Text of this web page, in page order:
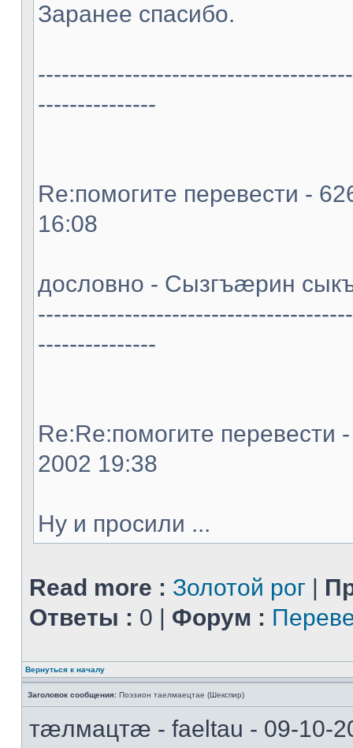
Заранее спасибо.
---------------
Re:помогите перевести -
16:08
дословно - Сызгъæрин
---------------
Re:Re:помогите перевести
2002 19:38
Ну и просили ...
Read more : Золотой рог |
Ответы : 0 | Форум :
Вернуться к началу
Заголовок сообщения: Поэзион таелмаецтае (Шекспир)
тæлмацтæ - faeltau - 09-10-